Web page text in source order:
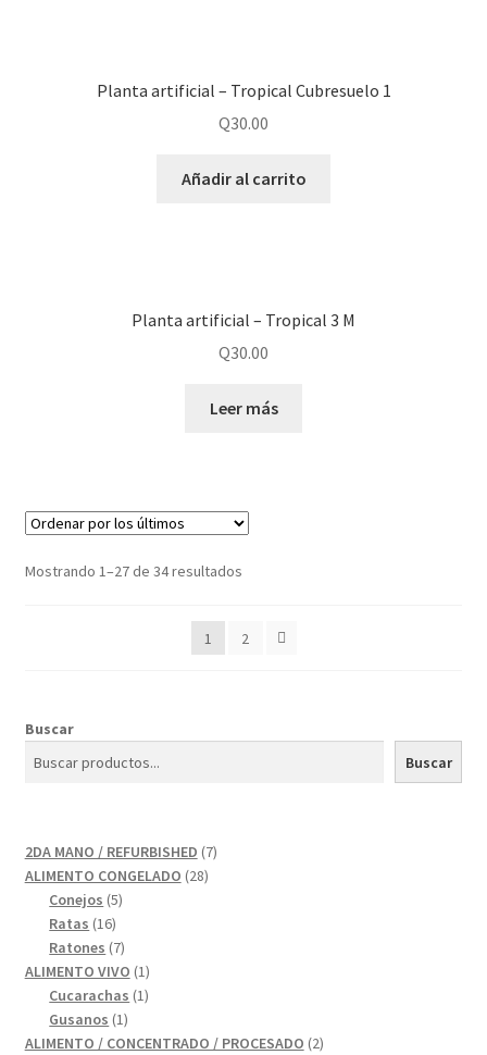
Planta artificial – Tropical Cubresuelo 1
Q30.00
Añadir al carrito
Planta artificial – Tropical 3 M
Q30.00
Leer más
Mostrando 1–27 de 34 resultados
1 2
Buscar
Buscar
2DA MANO / REFURBISHED 77
ALIMENTO CONGELADO 2828
Conejos 55
Ratas 1616
productos
Ratones 77
productos
ALIMENTO VIVO 11
producto
Cucarachas 11
Gusanos 11
producto
ALIMENTO / CONCENTRADO / PROCESADO 22